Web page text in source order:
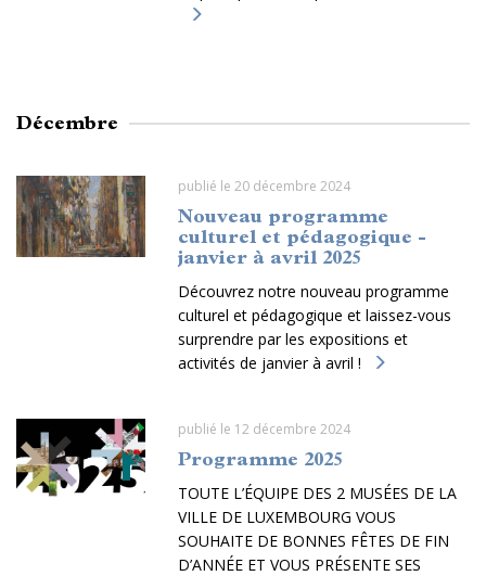
Décembre
publié le 20 décembre 2024
Nouveau programme
culturel et pédagogique -
janvier à avril 2025
Découvrez notre nouveau programme
culturel et pédagogique et laissez-vous
surprendre par les expositions et
activités de janvier à avril !
publié le 12 décembre 2024
Programme 2025
TOUTE L’ÉQUIPE DES 2 MUSÉES DE LA
VILLE DE LUXEMBOURG VOUS
SOUHAITE DE BONNES FÊTES DE FIN
D’ANNÉE ET VOUS PRÉSENTE SES